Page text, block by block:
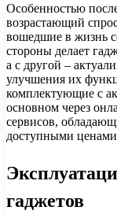
Особенностью
возрастающий
вошедшие в жизнь
стороны делает
а с другой –
улучшения их
комплектующие с
основном через
сервисов,
доступными
гаджетов